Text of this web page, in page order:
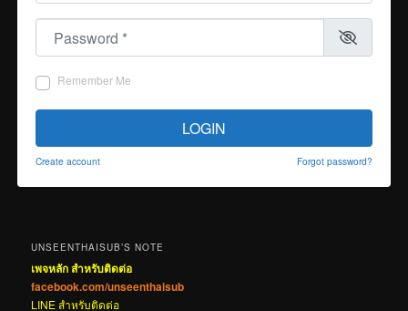
Remember Me
LOGIN
Create account Forgot password?
UNSEENTHAISUB’S NOTE
เพจหลัก สำหรับติดต่อ
facebook.com/unseenthaisub
LINE สำหรับติดต่อ